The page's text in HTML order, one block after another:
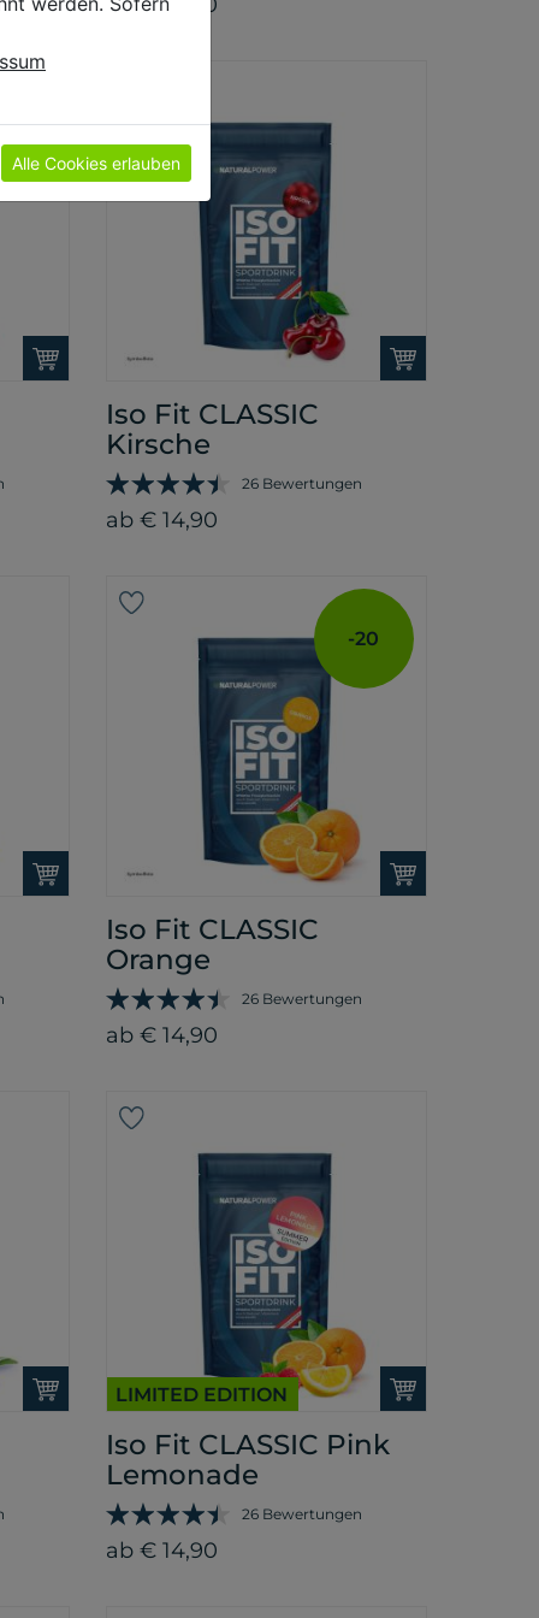
Iso Fit CLASSIC
Kirsche
26 Bewertungen
ab € 14,90
-20
Iso Fit CLASSIC
Orange
26 Bewertungen
ab € 14,90
LIMITED EDITION
Iso Fit CLASSIC Pink
Lemonade
26 Bewertungen
ab € 14,90
Alle Cookies erlauben